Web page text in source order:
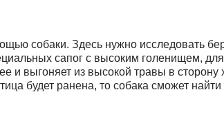
собаки. Здесь нужно исследовать
сапог с высоким голенищем,
и выгоняет из высокой травы в сторону
будет ранена, то собака сможет